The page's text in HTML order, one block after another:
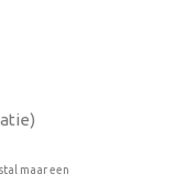
maar een